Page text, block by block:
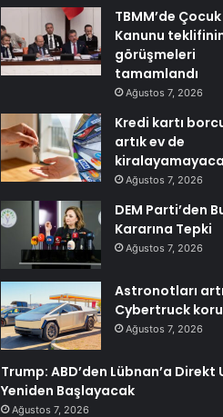
TBMM’de
Kanunu
görüşmeleri
tamamlandı
Ağustos 7, 2026
Kredi kartı
artık ev de
Ağustos 7, 2026
DEM Parti’den
Kararına Tepki
Ağustos 7, 2026
Astronotları
Cybertruck
Ağustos 7, 2026
Trump: ABD’den Lübnan’a Direkt
Yeniden Başlayacak
Ağustos 7, 2026